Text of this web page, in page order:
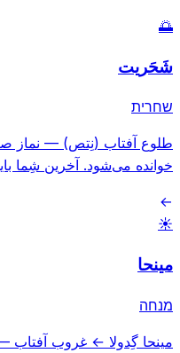
🌅
شَحَریت
שחרית
طلوع آفتاب (نِتص) — نماز
خوانده می‌شود. آخرین شِما
→
☀️
مینحا
מנחה
مینحا گِدولا ← غروب آفتاب